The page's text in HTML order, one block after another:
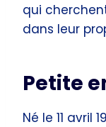
qui
dans leur
Petite
Né le 11 avril